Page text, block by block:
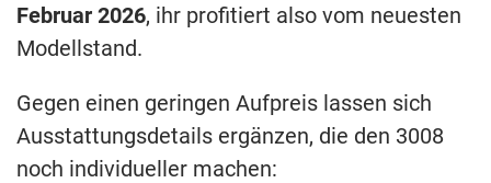
Februar 2026, ihr profitiert also vom neuesten
Modellstand.
Gegen einen geringen Aufpreis lassen sich
Ausstattungsdetails ergänzen, die den 3008
noch individueller machen: